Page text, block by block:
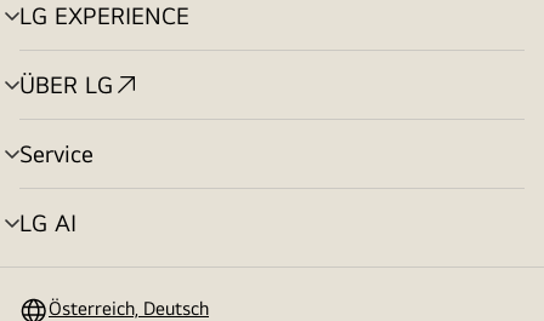
LG EXPERIENCE
Menü
umschalten
ÜBER LG
Menü
umschalten
Service
Menü
umschalten
LG AI
Menü
Österreich, Deutsch